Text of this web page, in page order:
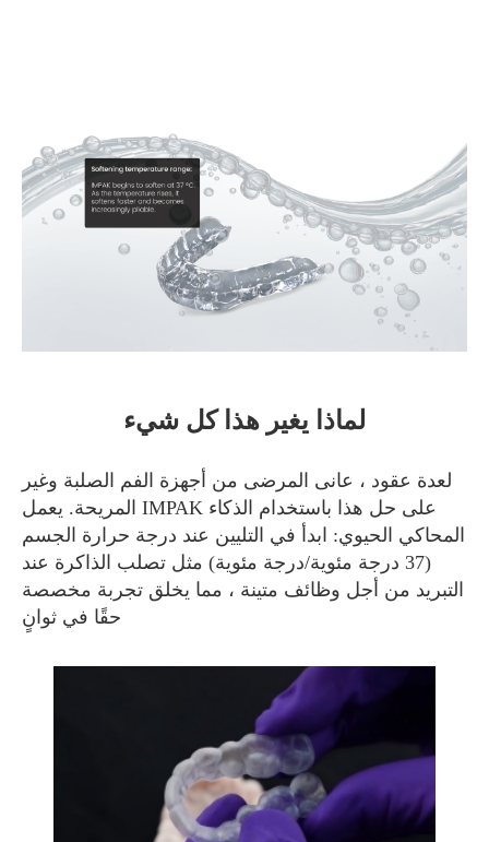
لماذا يغير هذا كل شيء
لعدة عقود ، عانى المرضى من أجهزة الفم الصلبة وغير
المريحة. يعمل IMPAK على حل هذا باستخدام الذكاء
المحاكي الحيوي: ابدأ في التليين عند درجة حرارة الجسم
(37 درجة مئوية/درجة مئوية) مثل تصلب الذاكرة عند
التبريد من أجل وظائف متينة ، مما يخلق تجربة مخصصة
حقًا في ثوانٍ